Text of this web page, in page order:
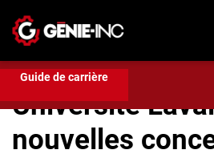
Connexion
Créez un compte
Emplois
Guide de carrière
Compétences et formation
nouvelles concentrations en génie
Université
nouvelles